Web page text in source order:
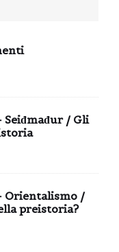
/ Gli
Orientalismo /
preistoria?